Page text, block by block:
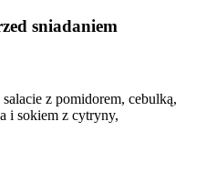
sniadaniem
z pomidorem, cebulką,
i sokiem z cytryny,